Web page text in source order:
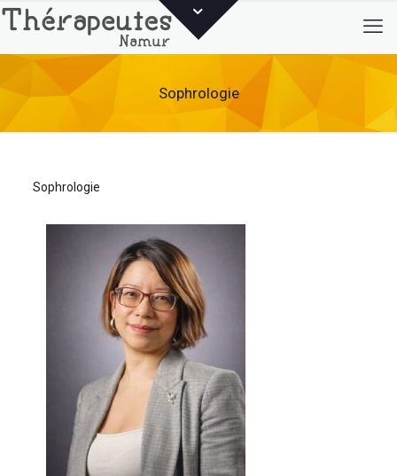
Sophrologie
Sophrologie